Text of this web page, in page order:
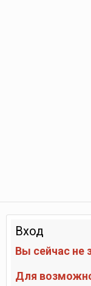
Вход
Вы сейчас не
Для